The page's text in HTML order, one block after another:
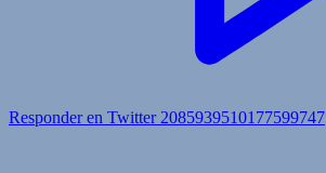
Responder en Twitter 2085939510177599747